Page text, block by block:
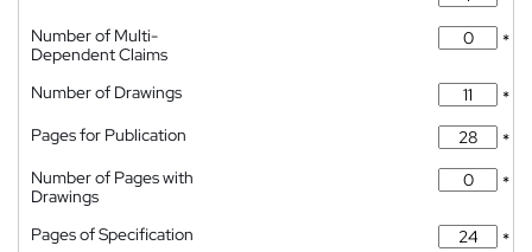
Number of Multi-
Dependent Claims
*
Number of Drawings
*
Pages for Publication
*
Number of Pages with
Drawings
*
Pages of Specification
*